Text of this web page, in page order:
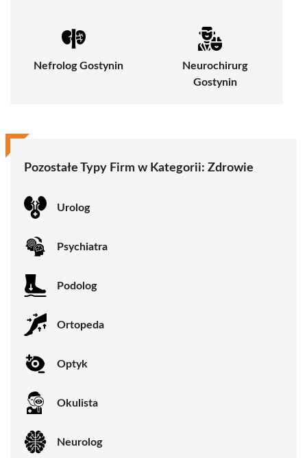
Nefrolog Gostynin
Neurochirurg
Gostynin
Pozostałe Typy Firm w Kategorii: Zdrowie
Urolog
Psychiatra
Podolog
Ortopeda
Optyk
Okulista
Neurolog